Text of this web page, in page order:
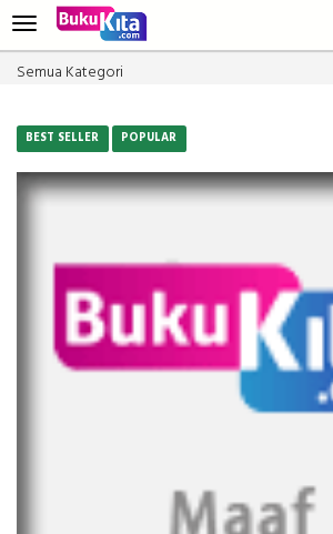
Semua Kategori
BEST SELLER POPULAR